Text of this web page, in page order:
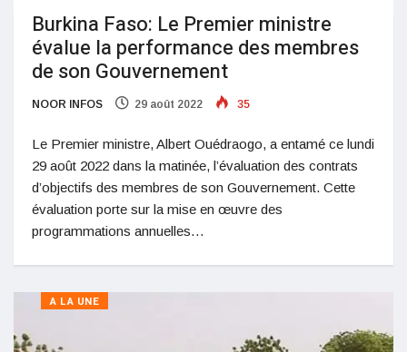
Burkina Faso: Le Premier ministre
évalue la performance des membres
de son Gouvernement
NOOR INFOS 29 août 2022 35
Le Premier ministre, Albert Ouédraogo, a entamé ce lundi
29 août 2022 dans la matinée, l’évaluation des contrats
d’objectifs des membres de son Gouvernement. Cette
évaluation porte sur la mise en œuvre des
programmations annuelles…
A LA UNE